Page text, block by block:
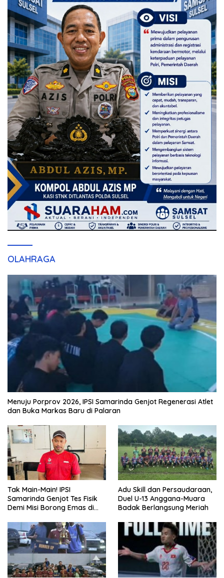
OLAHRAGA
Menuju Porprov 2026, IPSI Samarinda Genjot Regenerasi Atlet
dan Buka Markas Baru di Palaran
Tak Main-Main! IPSI
Samarinda Genjot Tes Fisik
Demi Misi Borong Emas di
Adu Skill dan Persaudaraan,
Duel U-13 Anggana-Muara
Badak Berlangsung Meriah